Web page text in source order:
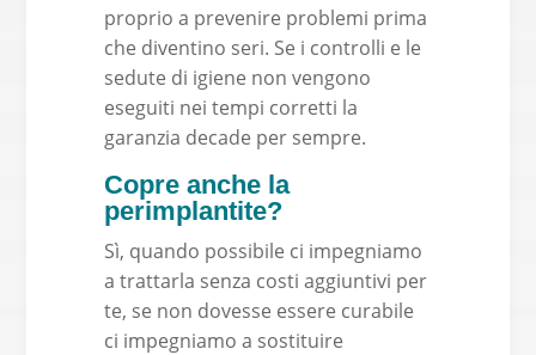
proprio a prevenire problemi prima
che diventino seri. Se i controlli e le
sedute di igiene non vengono
eseguiti nei tempi corretti la
garanzia decade per sempre.
Copre anche la
perimplantite?
Sì, quando possibile ci impegniamo
a trattarla senza costi aggiuntivi per
te, se non dovesse essere curabile
ci impegniamo a sostituire